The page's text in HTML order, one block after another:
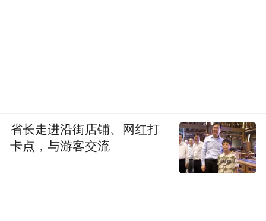
省长走进沿街店铺、网红打
卡点，与游客交流